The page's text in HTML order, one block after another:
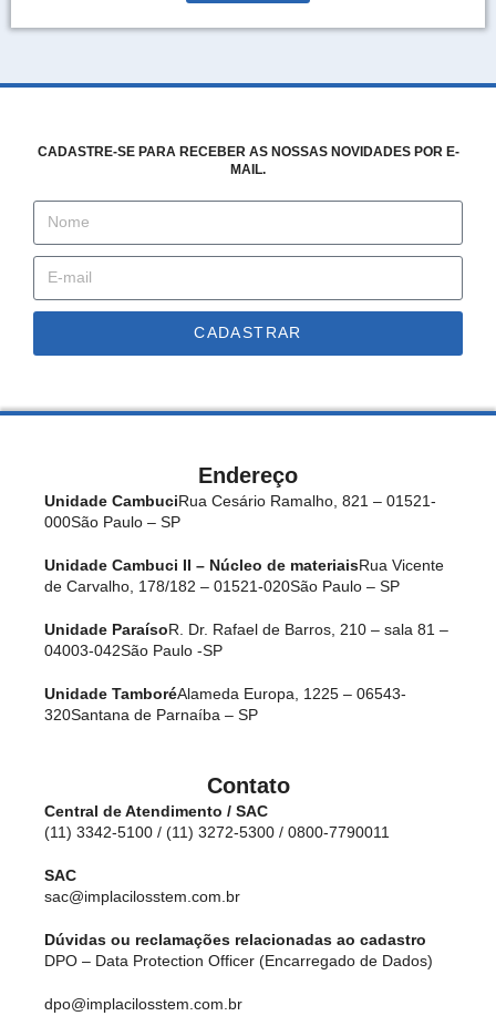
CADASTRE-SE PARA RECEBER AS NOSSAS NOVIDADES POR E-
MAIL.
CADASTRAR
Endereço
Unidade CambuciRua Cesário Ramalho, 821 – 01521-
000São Paulo – SP
Unidade Cambuci II – Núcleo de materiaisRua Vicente
de Carvalho, 178/182 – 01521-020São Paulo – SP
Unidade ParaísoR. Dr. Rafael de Barros, 210 – sala 81 –
04003-042São Paulo -SP
Unidade TamboréAlameda Europa, 1225 – 06543-
320Santana de Parnaíba – SP
Contato
Central de Atendimento / SAC
(11) 3342-5100 / (11) 3272-5300 / 0800-7790011
SAC
sac@implacilosstem.com.br
Dúvidas ou reclamações relacionadas ao cadastro
DPO – Data Protection Officer (Encarregado de Dados)
dpo@implacilosstem.com.br